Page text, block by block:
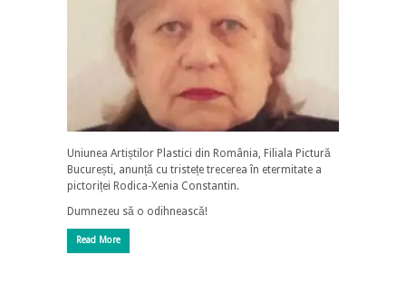
Uniunea Artiștilor Plastici din România, Filiala Pictură
București, anunță cu tristețe trecerea în etermitate a
pictoriței Rodica-Xenia Constantin.
Dumnezeu să o odihnească!
Read More